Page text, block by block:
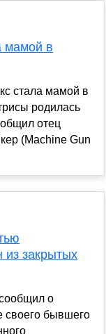
мамой в
стала мамой в
родилась
отец
(Machine Gun
из закрытых
о
своего бывшего